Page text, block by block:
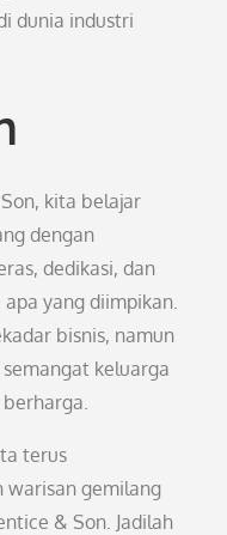
dunia industri
kita belajar
dengan
dedikasi, dan
yang diimpikan.
bisnis, namun
keluarga
terus
warisan gemilang
& Son. Jadilah